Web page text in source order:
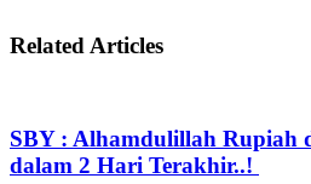
Related Articles
SBY : Alhamdulillah Rupiah
dalam 2 Hari Terakhir..!